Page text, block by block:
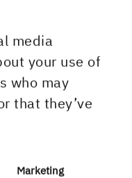
media
your use of
who may
that they’ve
Marketing
att